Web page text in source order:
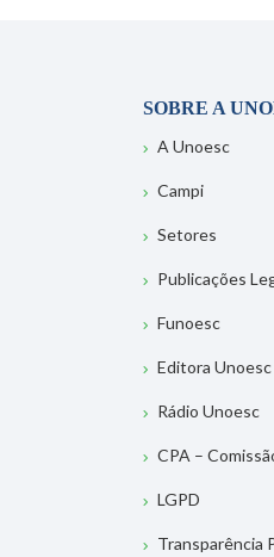
SOBRE A
A Unoesc
Campi
Setores
Publicações
Funoesc
Editora Unoesc
Rádio Unoesc
CPA –
LGPD
Transparência